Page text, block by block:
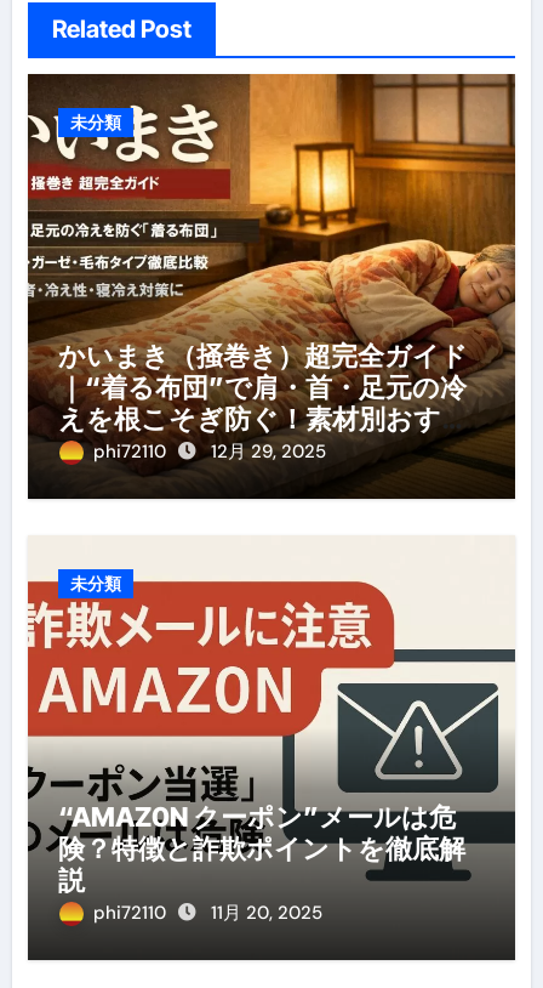
Related Post
未分類
かいまき（掻巻き）超完全ガイド
｜“着る布団”で肩・首・足元の冷
えを根こそぎ防ぐ！素材別おすす
め・選び方・洗い方・Q&Aまで
phi72110 12月 29, 2025
未分類
“AMAZ0N クーポン”メールは危
険？特徴と詐欺ポイントを徹底解
説
phi72110 11月 20, 2025